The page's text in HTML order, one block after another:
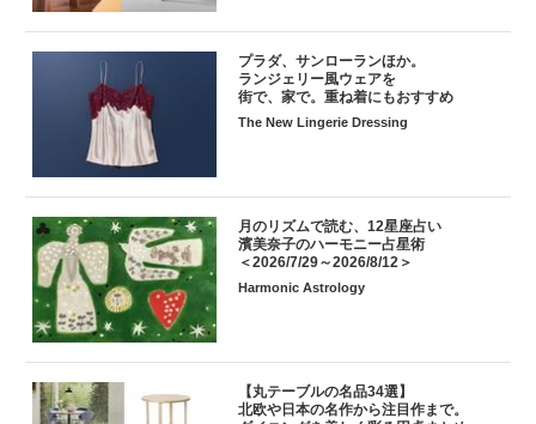
プラダ、サンローランほか。
ランジェリー風ウェアを
街で、家で。重ね着にもおすすめ
The New Lingerie Dressing
月のリズムで読む、12星座占い
濱美奈子のハーモニー占星術
＜2026/7/29～2026/8/12＞
Harmonic Astrology
【丸テーブルの名品34選】
北欧や日本の名作から注目作まで。